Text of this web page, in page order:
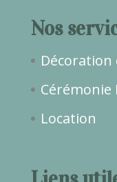
Nos
Décoration
Cérémonie
Location